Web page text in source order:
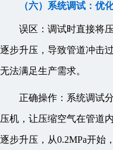
（六）系统调试：优
误区：调试时直接将
逐步升压，导致管道冲击
无法满足生产需求。
正确操作：系统调试
压机，让压缩空气在管道
逐步升压，从0.2MPa开始